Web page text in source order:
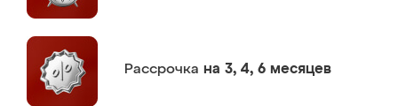
Рассрочка на 3, 4, 6 месяцев